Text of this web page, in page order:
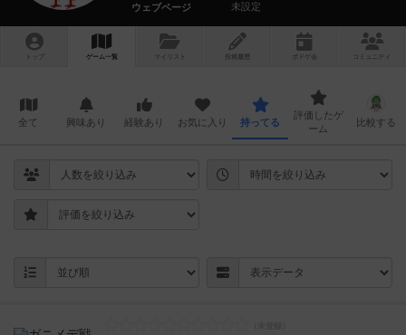
ウェブページ
未設定
トップ ゲーム一覧 マイリスト 投稿履歴 ボ ドゲ コミュニティ
全て 興味あり 経験あり お気に入り 持ってる
評価したゲ
ーム
比較する